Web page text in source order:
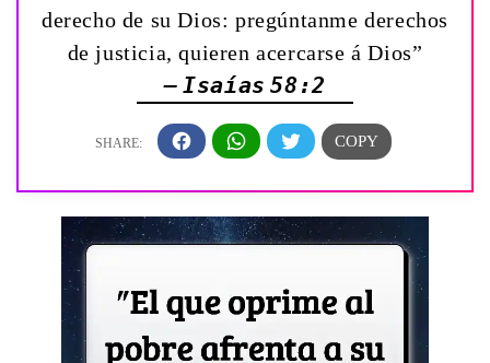
derecho de su Dios: pregúntanme derechos
de justicia, quieren acercarse á Dios”
— Isaías 58:2